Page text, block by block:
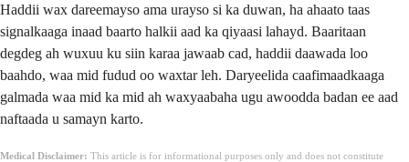
Haddii wax dareemayso ama urayso si ka duwan, ha ahaato taas
signalkaaga inaad baarto halkii aad ka qiyaasi lahayd. Baaritaan
degdeg ah wuxuu ku siin karaa jawaab cad, haddii daawada loo
baahdo, waa mid fudud oo waxtar leh. Daryeelida caafimaadkaaga
galmada waa mid ka mid ah waxyaabaha ugu awoodda badan ee aad
naftaada u samayn karto.
Medical Disclaimer: This article is for informational purposes only and does not constitute